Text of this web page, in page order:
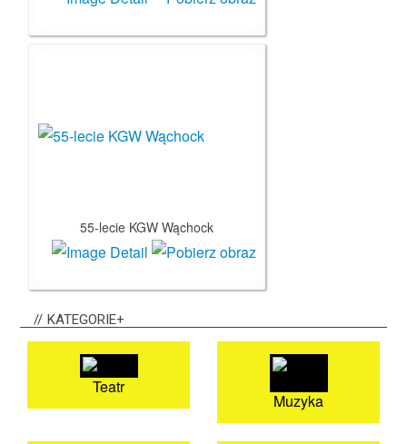
55-lecie KGW Wąchock
KATEGORIE+
Teatr
Muzyka